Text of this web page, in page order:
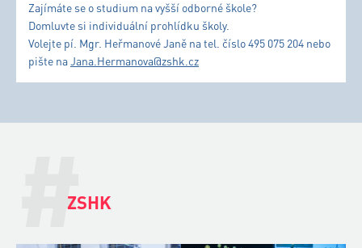
Zajímáte se o studium na vyšší odborné škole?
Domluvte si individuální prohlídku školy.
Volejte pí. Mgr. Heřmanové Janě na tel. číslo 495 075 204 nebo
pište naJana.Hermanova@zshk.cz
#
ZSHK